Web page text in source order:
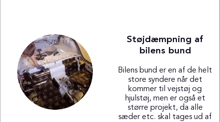
Støjdæmpning af
bilens bund
Bilens bund er en af de helt
store syndere når det
kommer til vejstøj og
hjulstøj, men er også et
større projekt, da alle
sæder etc. skal tages ud af